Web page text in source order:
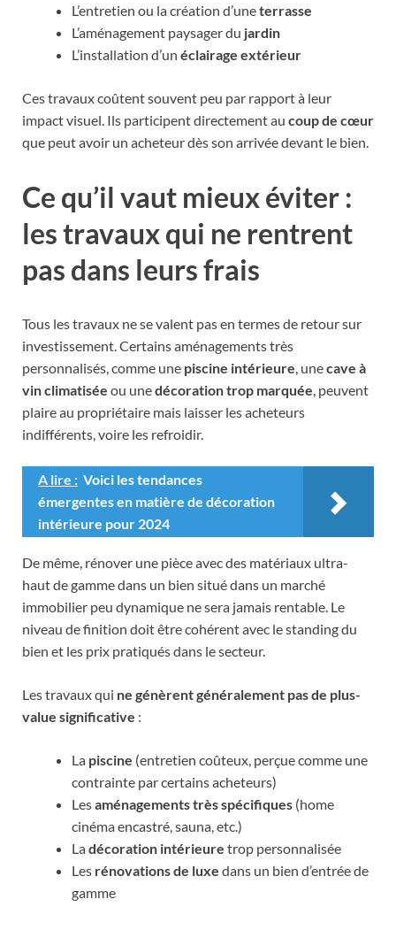
L’entretien ou la création d’uneterrasse
L’aménagement paysager du jardin
L’installation d’un éclairage extérieur
Ces travaux coûtent souvent peu par rapport à leur
impact visuel. Ils participent directement au coup de cœur
que peut avoir un acheteur dès son arrivée devant le bien.
Ce qu’il vaut mieux éviter :
les travaux qui ne rentrent
pas dans leurs frais
Tous les travaux ne se valent pas en termes de retour sur
investissement. Certains aménagements très
personnalisés, comme une piscine intérieure, unecave à
vin climatisée ou unedécoration trop marquée, peuvent
plaire au propriétaire mais laisser les acheteurs
indifférents, voire les refroidir.
A lire : Voici les tendances
émergentes en matière de décoration
intérieure pour 2024
De même, rénover une pièce avec des matériaux ultra-
haut de gamme dans un bien situé dans un marché
immobilier peu dynamique ne sera jamais rentable. Le
niveau de finition doit être cohérent avec le standing du
bien et les prix pratiqués dans le secteur.
Les travaux qui ne génèrent généralement pas de plus-
value significative :
La piscine (entretien coûteux, perçue comme une
contrainte par certains acheteurs)
Lesaménagements très spécifiques (home
cinéma encastré, sauna, etc.)
Ladécoration intérieure trop personnalisée
Les rénovations de luxe dans un bien d’entrée de
gamme